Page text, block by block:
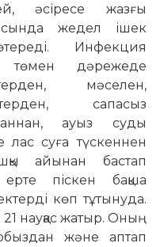
әсіресе жаз­ғы
же­дел ішек
Ин­фекция
төмен дәрежеде
мәселен,
сапасыз
ауыз суды
лас суға түскеннен
айынан бастап
піскен бақша
көп тұтынуда.
науқас жатыр. Оның
және аптап